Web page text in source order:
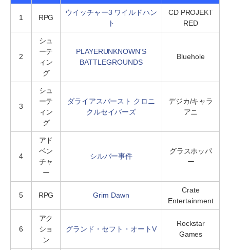
1 RPG
ウイッチャー3 ワイルドハン
ト
CD PROJEKT
RED
2
シュ
ーテ
ィン
グ
PLAYERUNKNOWN'S
BATTLEGROUNDS
Bluehole
3
シュ
ーテ
ィン
グ
ダライアスバースト クロニ
クルセイバーズ
デジカ/キャラ
アニ
4
アド
ベン
チャ
ー
シルバー事件
グラスホッパ
ー
5 RPG Grim Dawn
Crate
Entertainment
6
アク
ショ
ン
グランド・セフト・オートV
Rockstar
Games